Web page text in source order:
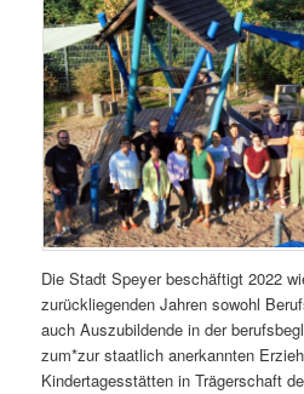
Die Stadt Speyer beschäftigt 2022
zurückliegenden Jahren sowohl
auch Auszubildende in der
zum*zur staatlich anerkannten
Kindertagesstätten in Trägerschaft